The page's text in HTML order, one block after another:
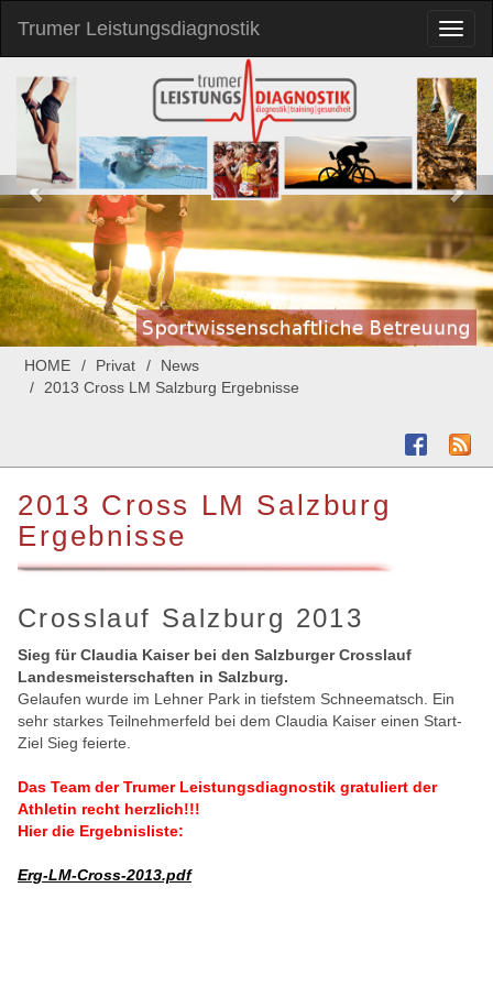
Trumer Leistungsdiagnostik
HOME Privat
News
2013 Cross LM Salzburg Ergebnisse
2013 Cross LM Salzburg
Ergebnisse
Crosslauf Salzburg 2013
Sieg für Claudia Kaiser bei den Salzburger Crosslauf
Landesmeisterschaften in Salzburg.
Gelaufen wurde im Lehner Park in tiefstem Schneematsch. Ein
sehr starkes Teilnehmerfeld bei dem Claudia Kaiser einen Start-
Ziel Sieg feierte.
Das Team der Trumer Leistungsdiagnostik gratuliert der
Athletin recht herzlich!!!
Hier die Ergebnisliste:
Erg-LM-Cross-2013.pdf